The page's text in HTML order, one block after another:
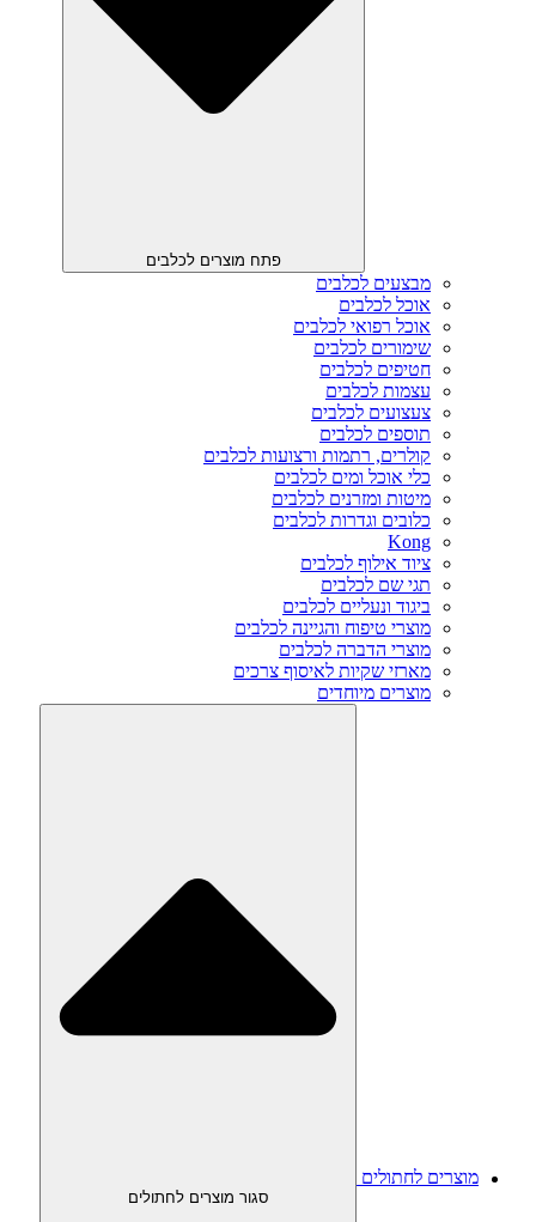
פתח מוצרים לכלבים
מבצעים לכלבים
אוכל לכלבים
אוכל רפואי לכלבים
שימורים לכלבים
חטיפים לכלבים
עצמות לכלבים
צעצועים לכלבים
תוספים לכלבים
קולרים, רתמות ורצועות לכלבים
כלי אוכל ומים לכלבים
מיטות ומזרנים לכלבים
כלובים וגדרות לכלבים
Kong
ציוד אילוף לכלבים
תגי שם לכלבים
ביגוד ונעליים לכלבים
מוצרי טיפוח והגיינה לכלבים
מוצרי הדברה לכלבים
מארזי שקיות לאיסוף צרכים
מוצרים מיוחדים
מוצרים לחתולים
סגור מוצרים לחתולים